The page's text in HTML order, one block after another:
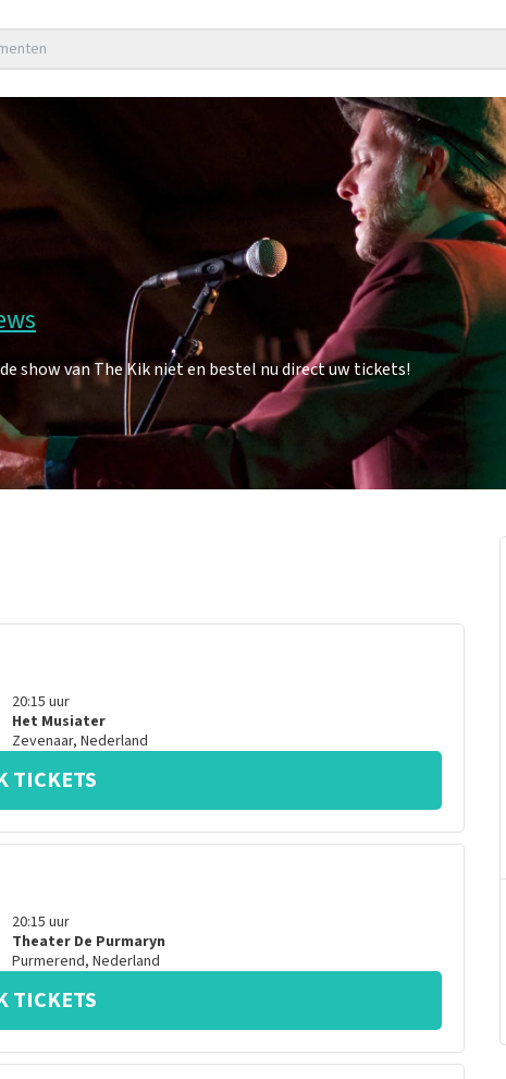
show van The Kik niet en bestel nu direct uw tickets!
20:15 uur
Het Musiater
Zevenaar, Nederland
TICKETS
20:15 uur
Theater De Purmaryn
Purmerend, Nederland
TICKETS